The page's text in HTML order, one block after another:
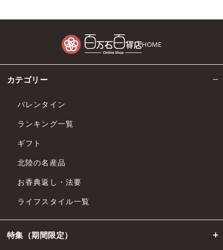
HOME
カテゴリー
バレンタイン
ランキング一覧
ギフト
北陸の名産品
お香典返し・法要
ライフスタイル一覧
特集（期間限定）